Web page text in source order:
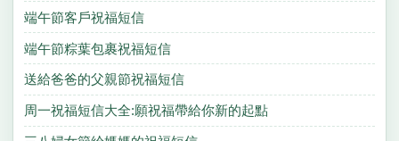
端午節客戶祝福短信
端午節粽葉包裹祝福短信
送給爸爸的父親節祝福短信
周一祝福短信大全:願祝福帶給你新的起點